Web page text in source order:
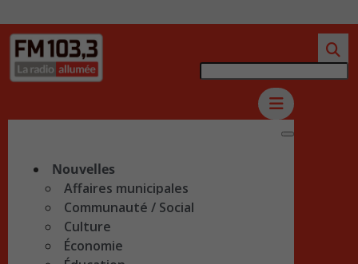
Nouvelles
Affaires municipales
Communauté / Social
Culture
Économie